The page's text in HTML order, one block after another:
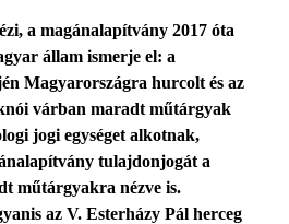
a magánalapítvány 2017 óta
állam ismerje el: a
Magyarországra hurcolt és az
várban maradt műtárgyak
jogi egységet alkotnak,
tulajdonjogát a
műtárgyakra nézve is.
az V. Esterházy Pál herceg